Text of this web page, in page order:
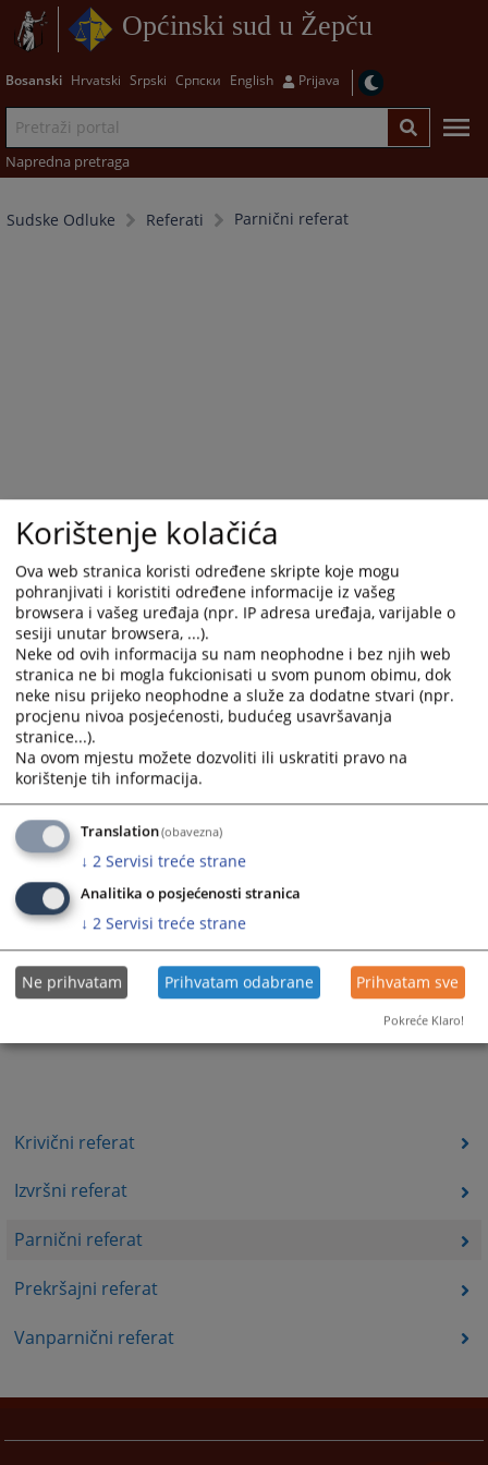
Općinski sud u Žepču
Bosanski Hrvatski Srpski Српски English Prijava
Napredna pretraga
Sudske Odluke Referati Parnični referat
Krivični referat
Izvršni referat
Parnični referat
Prekršajni referat
Vanparnični referat
Trenutno nema vijesti
Korištenje kolačića
Ova web stranica koristi određene skripte koje mogu
pohranjivati i koristiti određene informacije iz vašeg
browsera i vašeg uređaja (npr. IP adresa uređaja, varijable o
sesiji unutar browsera, ...).
Neke od ovih informacija su nam neophodne i bez njih web
stranica ne bi mogla fukcionisati u svom punom obimu, dok
neke nisu prijeko neophodne a služe za dodatne stvari (npr.
procjenu nivoa posjećenosti, budućeg usavršavanja
stranice...).
Na ovom mjestu možete dozvoliti ili uskratiti pravo na
korištenje tih informacija.
Translation(obavezna)
↓ 2 Servisi treće strane
Analitika o posjećenosti stranica
↓ 2 Servisi treće strane
Ne prihvatam Prihvatam odabrane Prihvatam sve
Pokreće Klaro!